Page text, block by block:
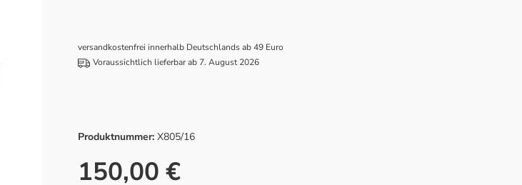
versandkostenfrei innerhalb Deutschlands ab 49 Euro
Voraussichtlich lieferbar ab 7. August 2026
Produktnummer: X805/16
150,00 €